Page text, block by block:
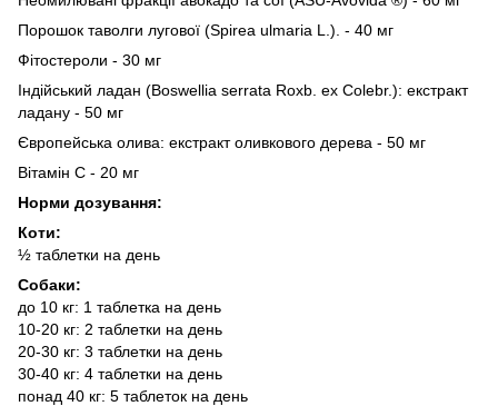
Порошок таволги лугової (Spirea ulmaria L.). - 40 мг
Фітостероли - 30 мг
Індійський ладан (Boswellia serrata Roxb. ex Colebr.): екстракт
ладану - 50 мг
Європейська олива: екстракт оливкового дерева - 50 мг
Вітамін С - 20 мг
Норми дозування:
Коти:
½ таблетки на день
Собаки:
до 10 кг: 1 таблетка на день
10-20 кг: 2 таблетки на день
20-30 кг: 3 таблетки на день
30-40 кг: 4 таблетки на день
понад 40 кг: 5 таблеток на день